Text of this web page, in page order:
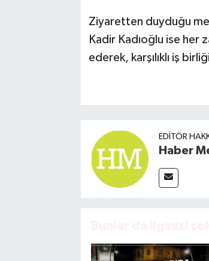
Ziyaretten duyduğu
Kadir Kadıoğlu ise her
ederek, karşılıklı iş
EDITÖR
Haber